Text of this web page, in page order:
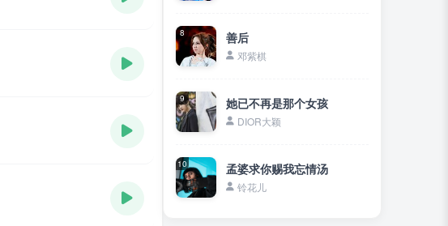
8 善后
邓紫棋
9 她已不再是那个女孩
DIOR大颖
10 孟婆求你赐我忘情汤
铃花儿